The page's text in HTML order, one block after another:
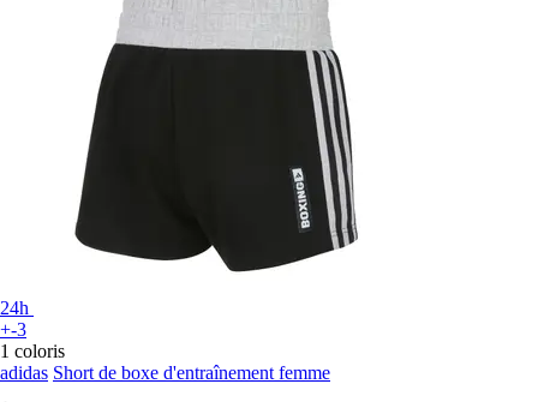
24h
+-3
1 coloris
adidas Short de boxe d'entraînement femme